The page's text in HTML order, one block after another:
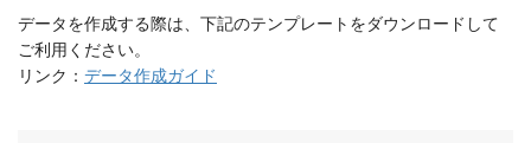
データを作成する際は、下記のテンプレートをダウンロードして
ご利用ください。
リンク： データ作成ガイド